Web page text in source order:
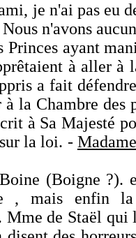
je n'ai pas eu
n'avons
Princes ayant
à aller à
a fait
la Chambre des
à Sa Majesté
la loi. - Madame
(Boigne ?).
, mais enfin
de Staël qui